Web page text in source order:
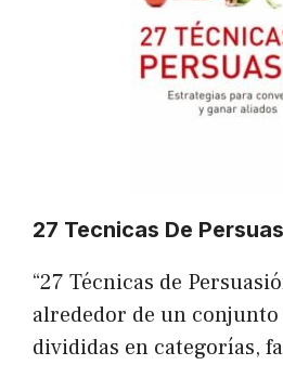
27 Tecnicas De
“27 Técnicas de
alrededor de un
divididas en categorías,